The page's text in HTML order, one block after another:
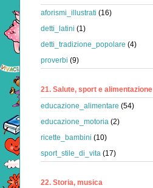
aforismi_illustrati (16)
detti_latini (1)
detti_tradizione_popolare (4)
proverbi (9)
21. Salute, sport e alimentazione
educazione_alimentare (54)
educazione_motoria (2)
ricette_bambini (10)
sport_stile_di_vita (17)
22. Storia, musica